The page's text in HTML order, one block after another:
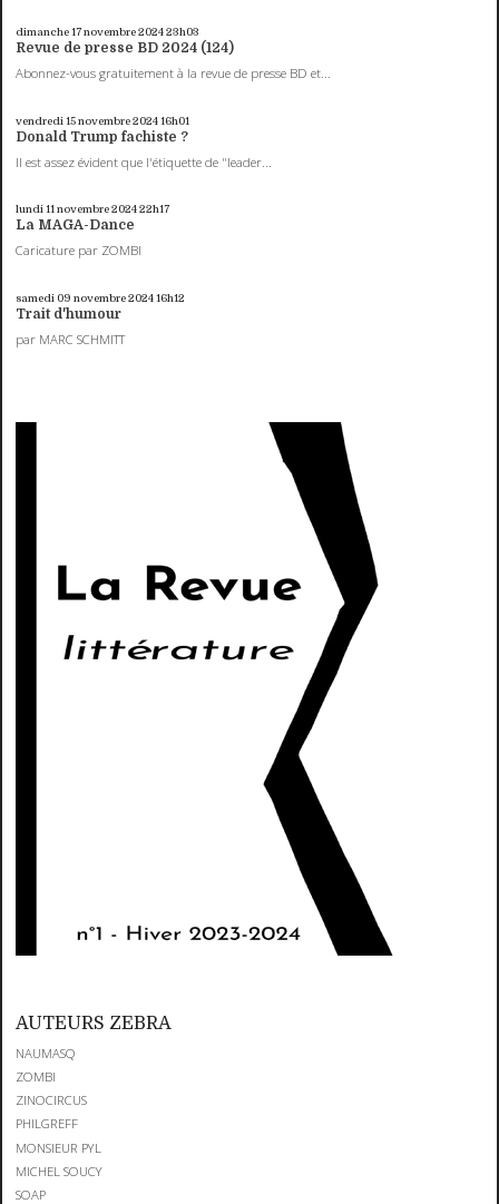
dimanche 17novembre 202423h03
Revue de presse BD 2024 (124)
Abonnez-vous gratuitement à la revue de presse BD et...
vendredi 15novembre 202416h01
Donald Trump fachiste ?
Il est assez évident que l'étiquette de "leader...
lundi 11novembre 202422h17
La MAGA-Dance
Caricature par ZOMBI
samedi 09 novembre 202416h12
Trait d'humour
par MARC SCHMITT
AUTEURS ZEBRA
NAUMASQ
ZOMBI
ZINOCIRCUS
PHILGREFF
MONSIEUR PYL
MICHEL SOUCY
SOAP